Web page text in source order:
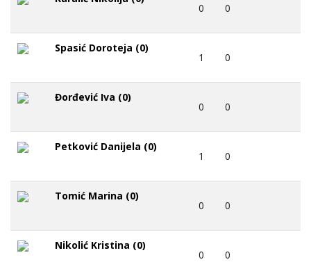
0 0
Spasić Doroteja (0)
1 0
Đorđević Iva (0)
0 0
Petković Danijela (0)
1 0
Tomić Marina (0)
0 0
Nikolić Kristina (0)
0 0